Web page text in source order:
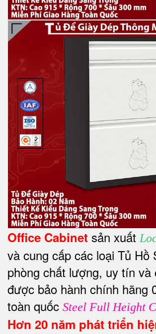
Office Cabinet sản xuất
và cung cấp các loại Tủ Hồ
phòng chất lượng, uy tín và
được bảo hành chính hãng
toàn quốc Steel Full Height
Hơn 20 năm phát triển